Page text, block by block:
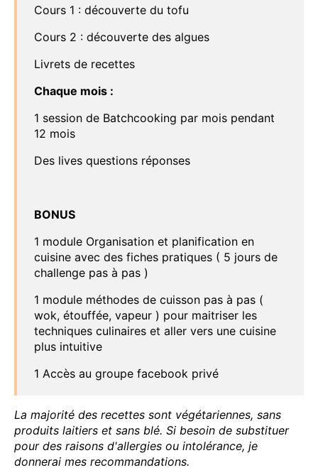
Cours 1 : découverte du tofu
Cours 2 : découverte des algues
Livrets de recettes
Chaque mois :
1 session de Batchcooking par mois pendant
12 mois
Des lives questions réponses
BONUS
1 module Organisation et planification en
cuisine avec des fiches pratiques ( 5 jours de
challenge pas à pas )
1 module méthodes de cuisson pas à pas (
wok, étouffée, vapeur ) pour maitriser les
techniques culinaires et aller vers une cuisine
plus intuitive
1 Accès au groupe facebook privé
La majorité des recettes sont végétariennes, sans
produits laitiers et sans blé. Si besoin de substituer
pour des raisons d'allergies ou intolérance, je
donnerai mes recommandations.